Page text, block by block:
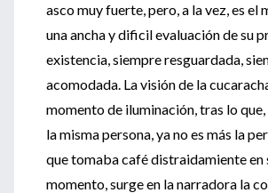
asco muy fuerte, pero, a la vez, es el
una ancha y dificil evaluación de su
existencia, siempre resguardada,
acomodada. La visión de la
momento de iluminación, tras lo que,
la misma persona, ya no es más la
que tomaba café distraidamiente en
momento, surge en la narradora la